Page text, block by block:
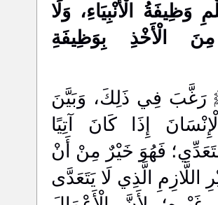
وَظِيفَةُ الْأَنْبِيَاءِ، وَلَا
الْأَخْذِ بِوَظِيفَةِ
رَغَّبَ فِي ذَلِكَ، وَبَيَّنَ
إِذَا كَانَ آتِيًا
فَهُوَ خَيْرٌ مِنْ أَنْ
اللَّازِمِ الَّذِي لَا يَتَعَدَّى